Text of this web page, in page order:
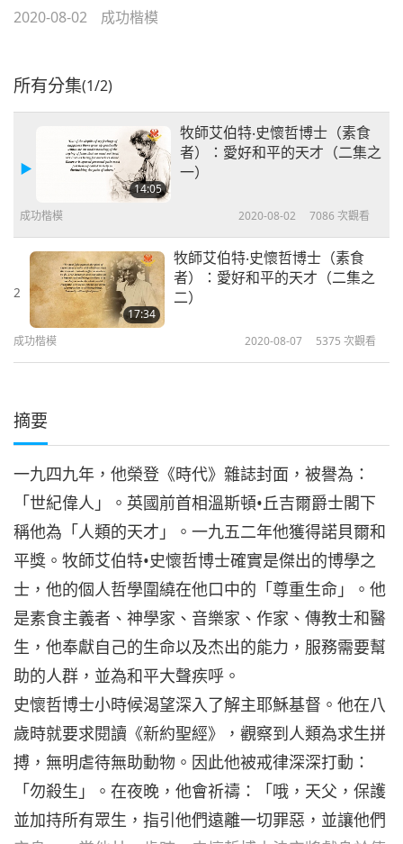
2020-08-02 成功楷模
所有分集(1/2)
14:05
牧師艾伯特‧史懷哲博士（素食
者）：愛好和平的天才（二集之
一）
成功楷模 2020-08-02 7086 次觀看
2
17:34
牧師艾伯特‧史懷哲博士（素食
者）：愛好和平的天才（二集之
二）
成功楷模 2020-08-07 5375 次觀看
摘要
一九四九年，他榮登《時代》雜誌封面，被譽為：
「世紀偉人」。英國前首相溫斯頓•丘吉爾爵士閣下
稱他為「人類的天才」。一九五二年他獲得諾貝爾和
平獎。牧師艾伯特•史懷哲博士確實是傑出的博學之
士，他的個人哲學圍繞在他口中的「尊重生命」。他
是素食主義者、神學家、音樂家、作家、傳教士和醫
生，他奉獻自己的生命以及杰出的能力，服務需要幫
助的人群，並為和平大聲疾呼。
史懷哲博士小時候渴望深入了解主耶穌基督。他在八
歲時就要求閱讀《新約聖經》，觀察到人類為求生拼
搏，無明虐待無助動物。因此他被戒律深深打動：
「勿殺生」。在夜晚，他會祈禱：「哦，天父，保護
並加持所有眾生，指引他們遠離一切罪惡，並讓他們